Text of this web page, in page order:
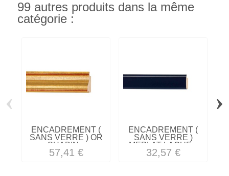
99 autres produits dans la même
catégorie :
ENCADREMENT (
SANS VERRE ) OR
SHABIN...
57,41 €
ENCADREMENT (
SANS VERRE )
MEPLAT LAQUE...
32,57 €
‹ ›